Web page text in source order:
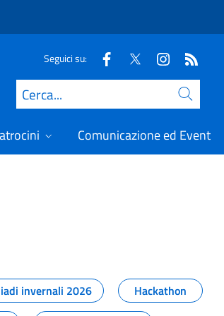
Seguici su:
Cerca
Comunicazione ed Eventi
invernali 2026
Hackathon